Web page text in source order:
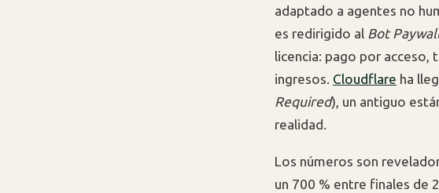
adaptado a agentes no
es redirigido al Bot
licencia: pago por acceso,
ingresos. Cloudflare ha
Required), un antiguo
realidad.
Los números son
un 700 % entre finales de